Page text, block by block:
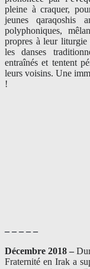
pleine à craquer,
jeunes qaraqoshis
polyphoniques,
propres à leur
les danses
entraînés et tentent
leurs voisins. Une
!
– – – – –
Décembre 2018 –
Fraternité en Irak a